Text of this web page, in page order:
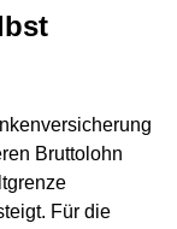
Bruttolohn
Für die